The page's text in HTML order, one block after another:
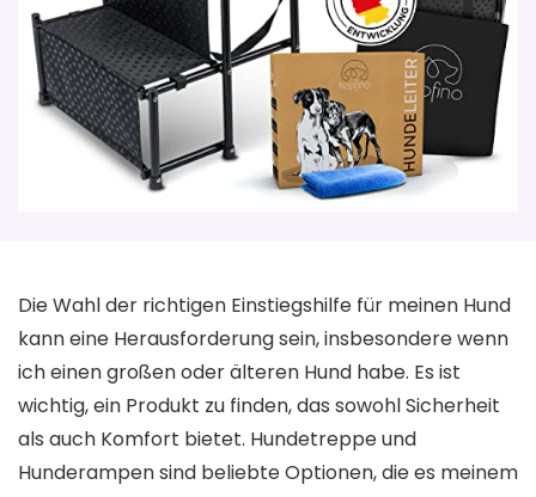
Die Wahl der richtigen Einstiegshilfe für meinen Hund
kann eine Herausforderung sein, insbesondere wenn
ich einen großen oder älteren Hund habe. Es ist
wichtig, ein Produkt zu finden, das sowohl Sicherheit
als auch Komfort bietet. Hundetreppe und
Hunderampen sind beliebte Optionen, die es meinem